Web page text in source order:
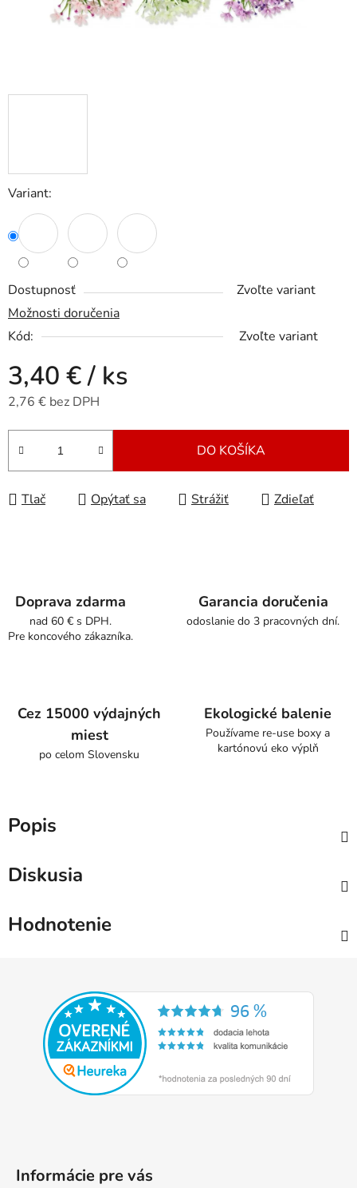
Variant:
Dostupnosť
Zvoľte variant
Možnosti doručenia
Kód:
Zvoľte variant
3,40 €/ ks
2,76 € bez DPH
Jednotková cena:
DO KOŠÍKA
Tlač Opýtať sa Strážiť Zdieľať
Doprava zdarma
nad 60 € s DPH.
Pre koncového zákazníka.
Garancia doručenia
odoslanie do 3 pracovných dní.
Cez 15000 výdajných
miest
po celom Slovensku
Ekologické balenie
Používame re-use boxy a
kartónovú eko výplň
Popis
Diskusia
Hodnotenie
Informácie pre vás